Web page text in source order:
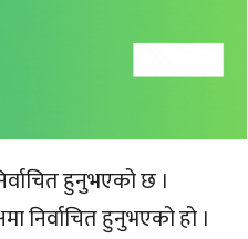
हुनुभएको छ ।
निर्वाचित हुनुभएको हो ।